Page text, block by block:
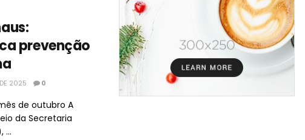
prevenção
2025 0
de outubro A
da Secretaria
...